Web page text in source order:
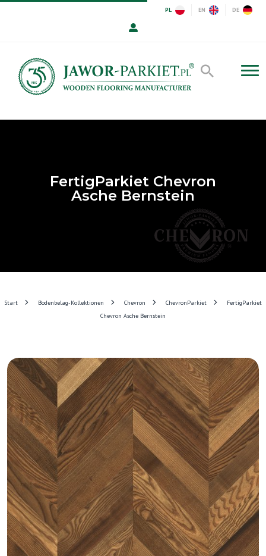
PL EN DE
FertigParkiet Chevron
Asche Bernstein
Start Bodenbelag-Kollektionen Chevron ChevronParkiet
FertigParkiet
Chevron Asche Bernstein